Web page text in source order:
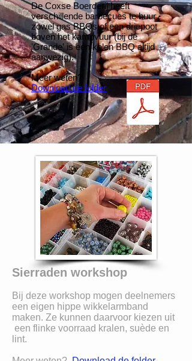
De Coxse Boerderij heeft
verschillende barbecues te huur -
zowel gas BBQs of een driepoot
boven het kampvuur (bij de
'Grande' is een kolen BBQ altijd
aanwezig).
Meer weten?
Download de folder
Sierraden workshop
Bij deze workshop mogen deelnemers
een eigen hippe wikkelarmband
maken. Ze kunnen daarvoor kiezen uit
een flinke voorraad kralen, suède en
lint.